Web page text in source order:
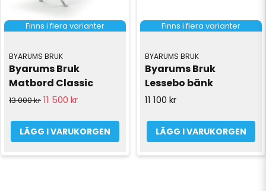
Finns i flera varianter
BYARUMS BRUK
Byarums Bruk
Matbord Classic
13 000 kr 11 500 kr
LÄGG I VARUKORGEN
Finns i flera varianter
BYARUMS BRUK
Byarums Bruk
Lessebo bänk
11 100 kr
LÄGG I VARUKORGEN